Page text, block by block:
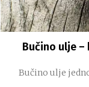
Bučino ulje
Bučino ulje